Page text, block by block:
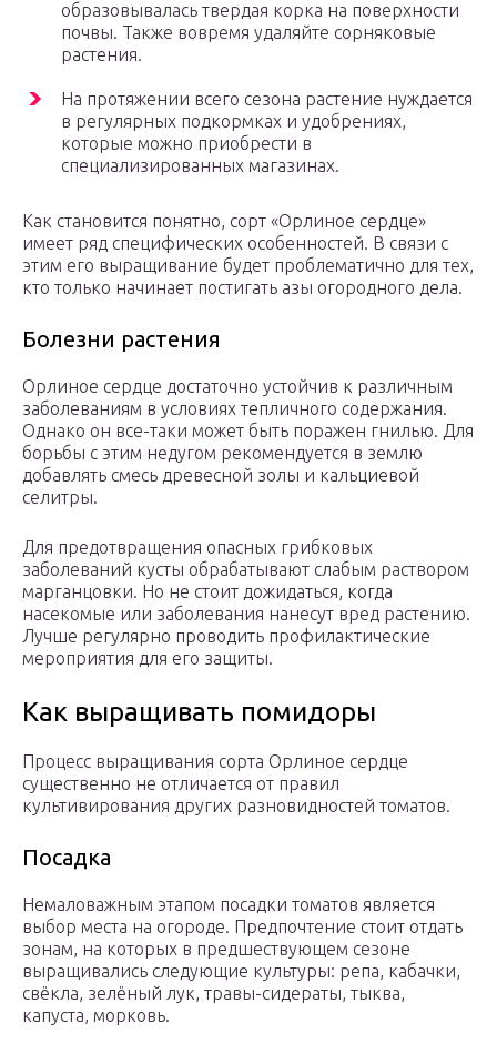
образовывалась твердая корка на поверхности
почвы. Также вовремя удаляйте сорняковые
растения.
На протяжении всего сезона растение нуждается
в регулярных подкормках и удобрениях,
которые можно приобрести в
специализированных магазинах.
Как становится понятно, сорт «Орлиное сердце»
имеет ряд специфических особенностей. В связи с
этим его выращивание будет проблематично для тех,
кто только начинает постигать азы огородного дела.
Болезни растения
Орлиное сердце достаточно устойчив к различным
заболеваниям в условиях тепличного содержания.
Однако он все-таки может быть поражен гнилью. Для
борьбы с этим недугом рекомендуется в землю
добавлять смесь древесной золы и кальциевой
селитры.
Для предотвращения опасных грибковых
заболеваний кусты обрабатывают слабым раствором
марганцовки. Но не стоит дожидаться, когда
насекомые или заболевания нанесут вред растению.
Лучше регулярно проводить профилактические
мероприятия для его защиты.
Как выращивать помидоры
Процесс выращивания сорта Орлиное сердце
существенно не отличается от правил
культивирования других разновидностей томатов.
Посадка
Немаловажным этапом посадки томатов является
выбор места на огороде. Предпочтение стоит отдать
зонам, на которых в предшествующем сезоне
выращивались следующие культуры: репа, кабачки,
свёкла, зелёный лук, травы-сидераты, тыква,
капуста, морковь.